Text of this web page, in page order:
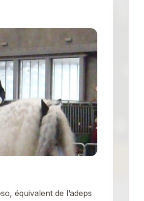
équivalent de l’adeps